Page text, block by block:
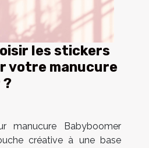
les stickers
votre manucure
?
manucure Babyboomer
créative à une base